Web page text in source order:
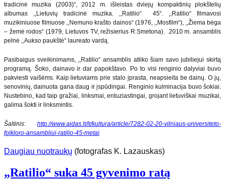
tradicinė muzika (2003)“, 2012 m. išleistas dviejų kompaktinių plokštelių
albumas ,,Lietuvių tradicinė muzika. ,,Ratilio“ 45“. ,,Ratilio“ filmavosi
muzikiniuose filmuose ,,Nemuno krašto dainos“ (1976, ,,Mosfilm“), ,,Žiema bėga
– žemė rodos“ (1979, Lietuvos TV, režisierius R.Smetona). 2010 m. ansamblis
pelnė ,,Aukso paukštė“ laureato vardą.
Pasibaigus sveikinimams, ,,Ratilio“ ansamblis atliko šiam savo jubiliejui skirtą
programą. Šoko, dainavo ir dar papokštavo. Po to visi renginio dalyviai buvo
pakviesti vaišėms. Kaip lietuviams prie stalo įprasta, neapsieita be dainų. O jų,
senovinių, dainuota gana daug ir įspūdingai. Renginio kulminacija buvo šokiai.
Nustebino, kad taip gražiai, linksmai, entuziastingai, grojant lietuviškai muzikai,
galima šokti ir linksmintis.
Šaltinis: http://www.aidas.lt/lt/kultura/article/7282-02-20-vilniaus-universiteto-
folkloro-ansambliui-ratilio-45-metai
Daugiau nuotraukų (fotografas K. Lazauskas)
„Ratilio“ suka 45 gyvenimo ratą